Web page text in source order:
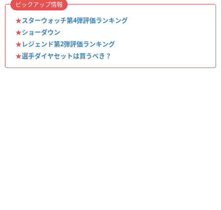
★スターウォッチ第4弾評価ランキング
★ショーダウン
★レジェンド第2弾評価ランキング
★選手ダイヤセットは買うべき？
ピックアップ情報